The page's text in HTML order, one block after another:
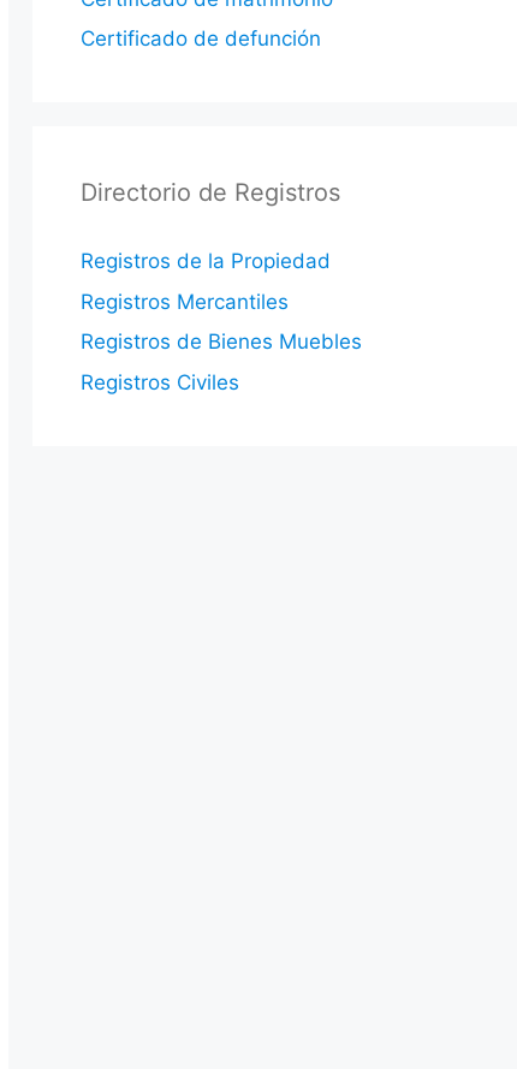
Certificado de defunción
Directorio de Registros
Registros de la Propiedad
Registros Mercantiles
Registros de Bienes Muebles
Registros Civiles